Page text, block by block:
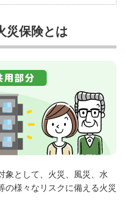
災保険とは
象として、火災、風災、水
の様々なリスクに備える火災